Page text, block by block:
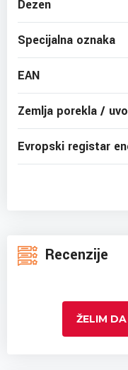
Dezen
Specijalna oznaka
EAN
Zemlja porekla /
Evropski registar
Recenzije
ŽELIM